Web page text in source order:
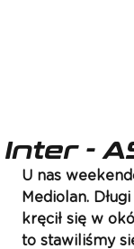
Inter -
U nas
Mediolan.
kręcił się w
to stawiliśmy